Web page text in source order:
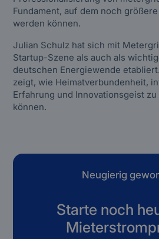
Fundament, auf dem noch
werden können.
Julian Schulz hat sich mit
Startup-Szene als auch als
deutschen Energiewende
zeigt, wie Heimatverbundenheit,
Erfahrung und Innovationsgeist
können.
Neugierig
Starte noch